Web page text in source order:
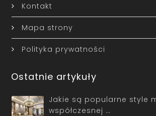
Kontakt
Mapa strony
Polityka prywatności
Ostatnie artykuły
Jakie są popularne style
współczesnej …